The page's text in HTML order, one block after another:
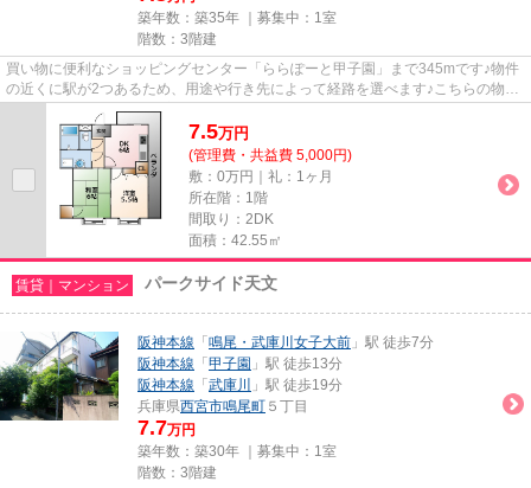
築年数：築35年 ｜募集中： 1室
階数：3階建
買い物に便利なショッピングセンター「ららぽーと甲子園」まで345mです♪物件
の近くに駅が2つあるため、用途や行き先によって経路を選べます♪こちらの物件
は駅まで徒歩で12分で到着しま...
7.5万円
(管理費・共益費 5,000円)
敷：0万円｜礼：1ヶ月
所在階：1階
間取り：2DK
面積：42.55㎡
賃貸｜マンション パークサイド天文
阪神本線 「 鳴尾・武庫川女子大前 」駅 徒歩7分
阪神本線 「 甲子園 」駅 徒歩13分
阪神本線 「 武庫川
」駅 徒歩19分
兵庫県西宮市鳴尾町 ５丁目
7.7万円
築年数：築30年 ｜募集中： 1室
階数：3階建